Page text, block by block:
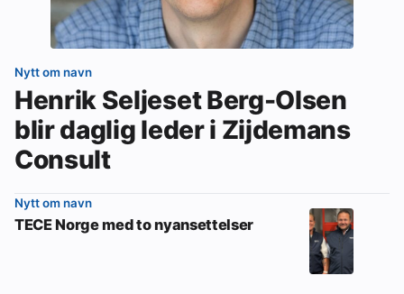
Nytt om navn
Henrik Seljeset Berg-Olsen
blir daglig leder i Zijdemans
Consult
Nytt om navn
TECE Norge med to nyansettelser